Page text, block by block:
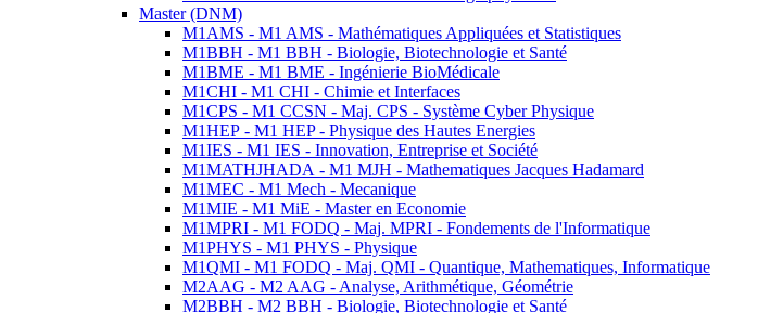
Master (DNM)
M1AMS - M1 AMS - Mathématiques Appliquées et Statistiques
M1BBH - M1 BBH - Biologie, Biotechnologie et Santé
M1BME - M1 BME - Ingénierie BioMédicale
M1CHI - M1 CHI - Chimie et Interfaces
M1CPS - M1 CCSN - Maj. CPS - Système Cyber Physique
M1HEP - M1 HEP - Physique des Hautes Energies
M1IES - M1 IES - Innovation, Entreprise et Société
M1MATHJHADA - M1 MJH - Mathematiques Jacques Hadamard
M1MEC - M1 Mech - Mecanique
M1MIE - M1 MiE - Master en Economie
M1MPRI - M1 FODQ - Maj. MPRI - Fondements de l'Informatique
M1PHYS - M1 PHYS - Physique
M1QMI - M1 FODQ - Maj. QMI - Quantique, Mathematiques, Informatique
M2AAG - M2 AAG - Analyse, Arithmétique, Géométrie
M2BBH - M2 BBH - Biologie, Biotechnologie et Santé